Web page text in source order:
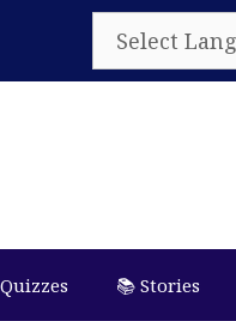
📚 Stories